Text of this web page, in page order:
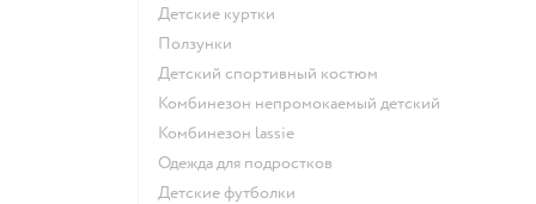
Детские куртки
Ползунки
Детский спортивный костюм
Комбинезон непромокаемый детский
Комбинезон lassie
Одежда для подростков
Детские футболки